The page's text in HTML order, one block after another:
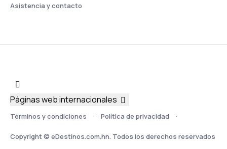
Asistencia y contacto
Términos y condiciones Política de privacidad
Copyright © eDestinos.com.hn. Todos los derechos reservados
Páginas web internacionales